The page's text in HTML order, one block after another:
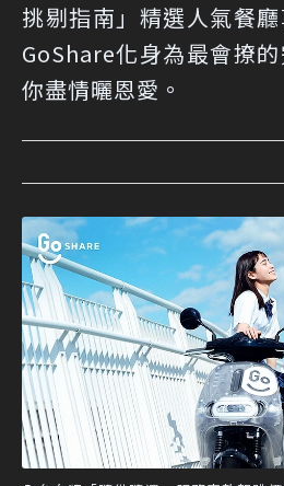
挑剔指南」精選人氣餐
GoShare化身為最會撩
你盡情曬恩愛。